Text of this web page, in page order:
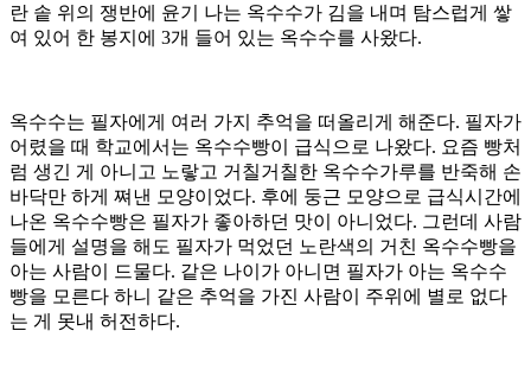
란 솥 위의 쟁반에 윤기 나는 옥수수가 김을 내며 탐스럽게 쌓
여 있어 한 봉지에 3개 들어 있는 옥수수를 사왔다.
옥수수는 필자에게 여러 가지 추억을 떠올리게 해준다. 필자가
어렸을 때 학교에서는 옥수수빵이 급식으로 나왔다. 요즘 빵처
럼 생긴 게 아니고 노랗고 거칠거칠한 옥수수가루를 반죽해 손
바닥만 하게 쪄낸 모양이었다. 후에 둥근 모양으로 급식시간에
나온 옥수수빵은 필자가 좋아하던 맛이 아니었다. 그런데 사람
들에게 설명을 해도 필자가 먹었던 노란색의 거친 옥수수빵을
아는 사람이 드물다. 같은 나이가 아니면 필자가 아는 옥수수
빵을 모른다 하니 같은 추억을 가진 사람이 주위에 별로 없다
는 게 못내 허전하다.